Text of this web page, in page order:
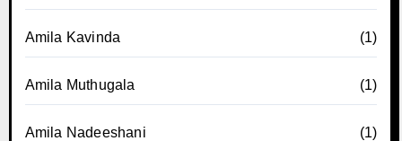
Amila Kavinda (1)
Amila Muthugala (1)
Amila Nadeeshani (1)